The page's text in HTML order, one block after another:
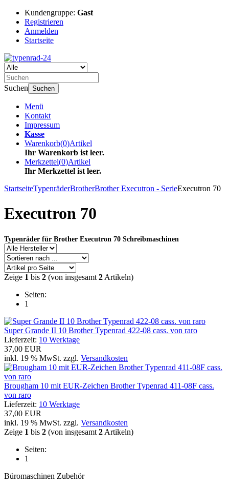
Kundengruppe: Gast
Registrieren
Anmelden
Startseite
Suchen Suchen
Menü
Kontakt
Impressum
Kasse
Warenkorb(0)Artikel
Ihr Warenkorb ist leer.
Merkzettel(0)Artikel
Ihr Merkzettel ist leer.
StartseiteTypenräderBrotherBrother Executron - SerieExecutron 70
Executron 70
Typenräder für Brother Executron 70 Schreibmaschinen
Zeige 1 bis 2 (von insgesamt 2 Artikeln)
Seiten:
1
Super Grande II 10 Brother Typenrad 422-08 cass. von raro
Lieferzeit: 10 Werktage
37,00 EUR
inkl. 19 % MwSt. zzgl. Versandkosten
Brougham 10 mit EUR-Zeichen Brother Typenrad 411-08F cass.
von raro
Lieferzeit: 10 Werktage
37,00 EUR
inkl. 19 % MwSt. zzgl. Versandkosten
Zeige 1 bis 2 (von insgesamt 2 Artikeln)
Seiten:
1
Büromaschinen Zubehör